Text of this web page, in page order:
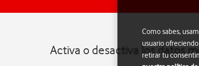
Activa o desactiva los datos
Como sabes,
usuario
retirar tu